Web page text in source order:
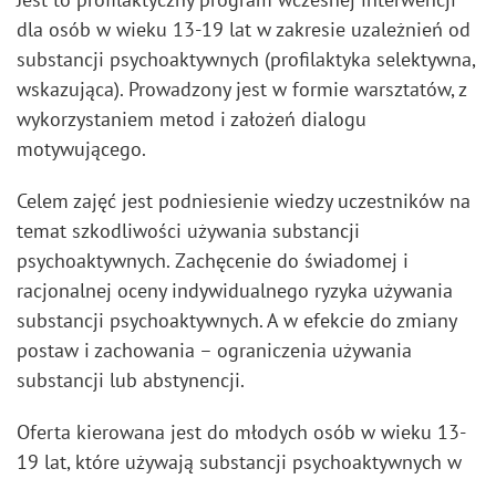
dla osób w wieku 13-19 lat w zakresie uzależnień od
substancji psychoaktywnych (profilaktyka selektywna,
wskazująca). Prowadzony jest w formie warsztatów, z
wykorzystaniem metod i założeń dialogu
motywującego.
Celem zajęć jest podniesienie wiedzy uczestników na
temat szkodliwości używania substancji
psychoaktywnych. Zachęcenie do świadomej i
racjonalnej oceny indywidualnego ryzyka używania
substancji psychoaktywnych. A w efekcie do zmiany
postaw i zachowania – ograniczenia używania
substancji lub abstynencji.
Oferta kierowana jest do młodych osób w wieku 13-
19 lat, które używają substancji psychoaktywnych w